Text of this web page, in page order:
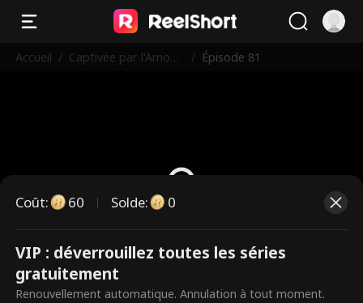
Accueil / Captivée par l'Amour
/ Épisode 81
Ce sont des épisodes payants.
Débloquez pour regarder.
Coût: 60 Solde: 0
VIP : déverrouillez toutes les séries
gratuitement
Renouvellement automatique. Annulation à tout moment.